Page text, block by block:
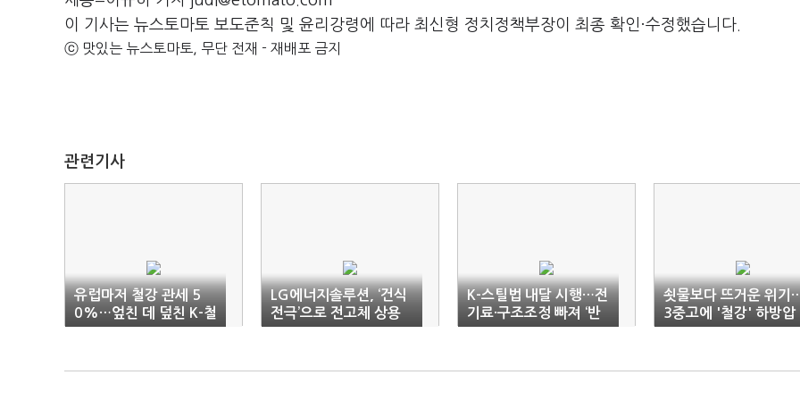
이 기사는 뉴스토마토 보도준칙 및 윤리강령에 따라 최신형 정치정책부장이 최종 확인·수정했습니다.
ⓒ 맛있는 뉴스토마토, 무단 전재 - 재배포 금지
관련기사
유럽마저 철강 관세 5
0%…엎친 데 덮친 K-철
강
LG에너지솔루션, ‘건식
전극’으로 전고체 상용
화 가속
K-스틸법 내달 시행…전
기료·구조조정 빠져 ‘반
쪽’ 기대
쇳물보다 뜨거운 위기
3중고에 '철강' 하방압
력↑